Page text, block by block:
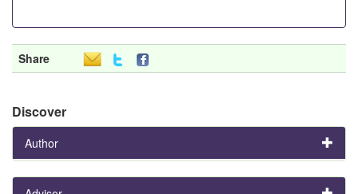
Share
Discover
Author